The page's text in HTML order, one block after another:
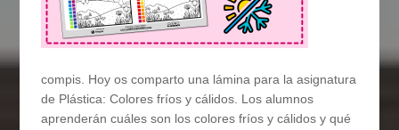
compis. Hoy os comparto una lámina para la asignatura
de Plástica: Colores fríos y cálidos. Los alumnos
aprenderán cuáles son los colores fríos y cálidos y qué